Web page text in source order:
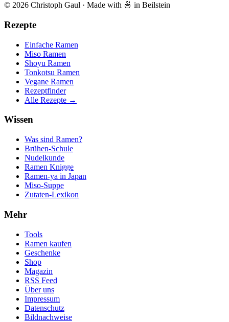
© 2026 Christoph Gaul · Made with 🍜 in Beilstein
Rezepte
Einfache Ramen
Miso Ramen
Shoyu Ramen
Tonkotsu Ramen
Vegane Ramen
Rezeptfinder
Alle Rezepte →
Wissen
Was sind Ramen?
Brühen-Schule
Nudelkunde
Ramen Knigge
Ramen-ya in Japan
Miso-Suppe
Zutaten-Lexikon
Mehr
Tools
Ramen kaufen
Geschenke
Shop
Magazin
RSS Feed
Über uns
Impressum
Datenschutz
Bildnachweise